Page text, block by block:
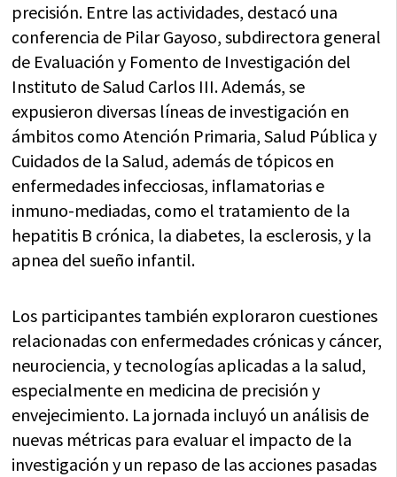
precisión. Entre las actividades, destacó una
conferencia de Pilar Gayoso, subdirectora general
de Evaluación y Fomento de Investigación del
Instituto de Salud Carlos III. Además, se
expusieron diversas líneas de investigación en
ámbitos como Atención Primaria, Salud Pública y
Cuidados de la Salud, además de tópicos en
enfermedades infecciosas, inflamatorias e
inmuno-mediadas, como el tratamiento de la
hepatitis B crónica, la diabetes, la esclerosis, y la
apnea del sueño infantil.
Los participantes también exploraron cuestiones
relacionadas con enfermedades crónicas y cáncer,
neurociencia, y tecnologías aplicadas a la salud,
especialmente en medicina de precisión y
envejecimiento. La jornada incluyó un análisis de
nuevas métricas para evaluar el impacto de la
investigación y un repaso de las acciones pasadas